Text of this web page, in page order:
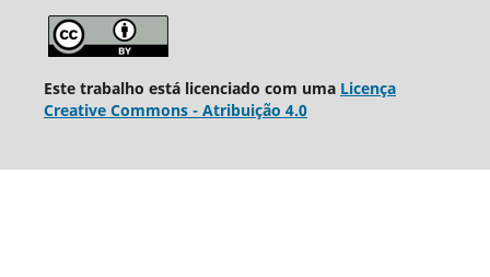
Este trabalho está licenciado com uma Licença
Creative Commons- Atribuição 4.0